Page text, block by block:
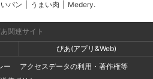
パン うまい肉 Medery.
関連サイト
ぴあ(アプリ&Web)
ー
アクセスデータの利用・著作権等